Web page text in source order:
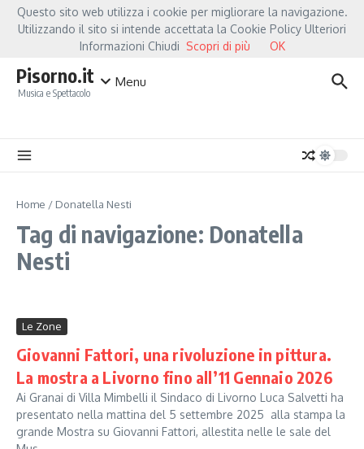
Salta al contenuto
Hot NewsFiorella Mannoia, a Capannori nasce “Anime Salve”: la data zero è un
Pisorno.it
Musica e Spettacolo
Menu
Home / Donatella Nesti
Tag di navigazione: Donatella
Nesti
Le Zone
Giovanni Fattori, una rivoluzione in pittura.
La mostra a Livorno fino all’11 Gennaio 2026
Ai Granai di Villa Mimbelli il Sindaco di Livorno Luca Salvetti ha
presentato nella mattina del 5 settembre 2025 alla stampa la
grande Mostra su Giovanni Fattori, allestita nelle le sale del
Questo sito web utilizza i cookie per migliorare la navigazione.
Utilizzando il sito si intende accettata la Cookie Policy Ulteriori
Informazioni Chiudi Scopri di più OK